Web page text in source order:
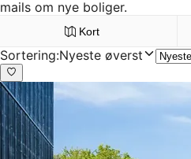
mails om nye boliger.
Kort
Sortering:Nyeste øverst